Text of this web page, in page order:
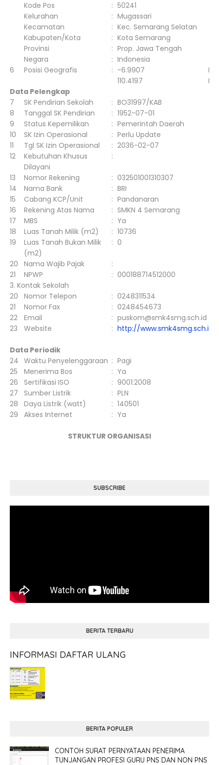
Kode Pos
: 50241
Kelurahan
: Mugassari
Kecamatan
: Kec. Semarang Selatan
Kabupaten/Kota
: Kota Semarang
Provinsi
: Prop. Jawa Tengah
Negara
: Indonesia
6
Posisi Geografis : -6.9907
110.4197
Data Pelengkap
7
SK Pendirian Sekolah : BO31997/KAB
8
Tanggal SK Pendirian : 1952-07-01
9
Status Kepemilikan : Pemerintah Daerah
10
SK Izin Operasional : Perlu Update
11
Tgl SK Izin Operasional : 2036-02-07
12
Kebutuhan Khusus
Dilayani
:
13 Nomor Rekening : 032501001310307
14
Nama Bank : BRI
15
Cabang KCP/Unit : Pandanaran
16
Rekening Atas Nama : SMKN 4 Semarang
17
MBS : Ya
18
Luas Tanah Milik (m2) : 10736
19
Luas Tanah Bukan Milik
(m2)
: 0
20 Nama Wajib Pajak
:
21
NPWP : 000188714512000
3. Kontak Sekolah
20
Nomor Telepon : 0248311534
21
Nomor Fax : 0248454673
22
Email : puskom@smk4smg.sch.id
23
Website : http://www.smk4smg.sch.id
Data Periodik
24 Waktu Penyelenggaraan : Pagi
25
Menerima Bos : Ya
26
Sertifikasi ISO : 9001:2008
27
Sumber Listrik : PLN
28
Daya Listrik (watt) : 140501
29
Akses Internet : Ya
STRUKTUR ORGANISASI
SUBSCRIBE
BERITA TERBARU
INFORMASI DAFTAR ULANG
BERITA POPULER
CONTOH SURAT PERNYATAAN PENERIMA
TUNJANGAN PROFESI GURU PNS DAN NON PNS